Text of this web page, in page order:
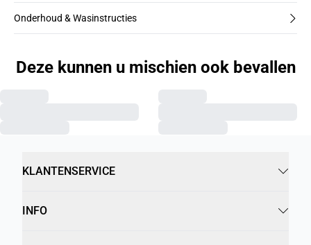
Onderhoud & Wasinstructies
Deze kunnen u mischien ook bevallen
KLANTENSERVICE
INFO